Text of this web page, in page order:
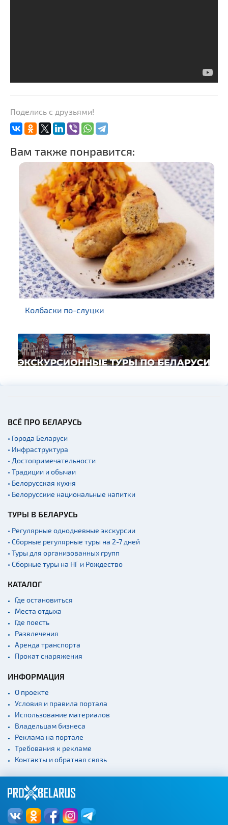
Поделись с друзьями!
Вам также понравится:
Колбаски по-слуцки
ВСЁ ПРО БЕЛАРУСЬ
• Города Беларуси
• Инфраструктура
• Достопримечательности
• Традиции и обычаи
• Белорусская кухня
• Белорусские национальные напитки
ТУРЫ В БЕЛАРУСЬ
• Регулярные однодневные экскурсии
• Сборные регулярные туры на 2-7 дней
• Туры для организованных групп
• Сборные туры на НГ и Рождество
КАТАЛОГ
Где остановиться
Места отдыха
Где поесть
Развлечения
Аренда транспорта
Прокат снаряжения
ИНФОРМАЦИЯ
О проекте
Условия и правила портала
Использование материалов
Владельцам бизнеса
Реклама на портале
Требования к рекламе
Контакты и обратная связь